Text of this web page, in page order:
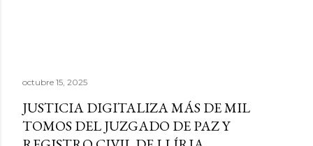
octubre 15, 2025
JUSTICIA DIGITALIZA MÁS DE MIL
TOMOS DEL JUZGADO DE PAZ Y